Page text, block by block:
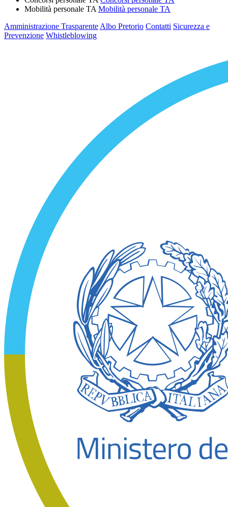
Mobilità personale TA Mobilità personale TA
Amministrazione Trasparente Albo Pretorio Contatti Sicurezza e
Prevenzione Whistleblowing